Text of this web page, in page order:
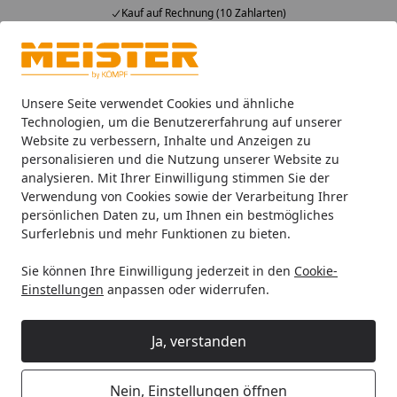
Unsere Seite verwendet Cookies und ähnliche
Technologien, um die Benutzererfahrung auf unserer
Website zu verbessern, Inhalte und Anzeigen zu
personalisieren und die Nutzung unserer Website zu
analysieren. Mit Ihrer Einwilligung stimmen Sie der
Verwendung von Cookies sowie der Verarbeitung Ihrer
persönlichen Daten zu, um Ihnen ein bestmögliches
Surferlebnis und mehr Funktionen zu bieten.
Sie können Ihre Einwilligung jederzeit in den Cookie-
Einstellungen anpassen oder widerrufen.
Ja, verstanden
Nein, Einstellungen öffnen
Kauf auf Rechnung (10 Zahlarten)
Alle Produkte
Mein Konto
Suchen